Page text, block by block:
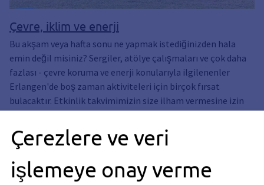
Çevre, iklim ve enerji
Bu akşam veya hafta sonu ne yapmak istediğinizden hala
emin değil misiniz? Sergiler, atölye çalışmaları ve çok daha
fazlası - çevre koruma ve enerji konularıyla ilgilenenler
Erlangen'de boş zaman aktiviteleri için birçok fırsat
bulacaktır. Etkinlik takvimimizin size ilham vermesine izin
verin!
Çerezlere ve veri
işlemeye onay verme